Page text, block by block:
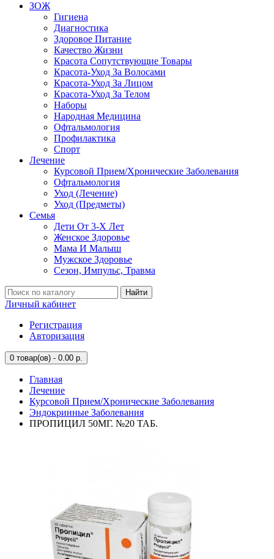
ЗОЖ
Гигиена
Диагностика
Здоровое Питание
Качество Жизни
Красота Сопутствующие Товары
Красота-Уход За Волосами
Красота-Уход За Лицом
Красота-Уход За Телом
Наборы
Народная Медицина
Офтальмология
Профилактика
Спорт
Лечение
Курсовой Прием/Хронические Заболевания
Офтальмология
Уход (Лечение)
Уход (Предметы)
Семья
Дети От 3-Х Лет
Женское Здоровье
Мама И Малыш
Мужское Здоровье
Сезон, Импульс, Травма
Найти
Личный кабинет
Регистрация
Авторизация
0 товар(ов) - 0.00 р.
Главная
Лечение
Курсовой Прием/Хронические Заболевания
Эндокринные Заболевания
ПРОПИЦИЛ 50МГ. №20 ТАБ.